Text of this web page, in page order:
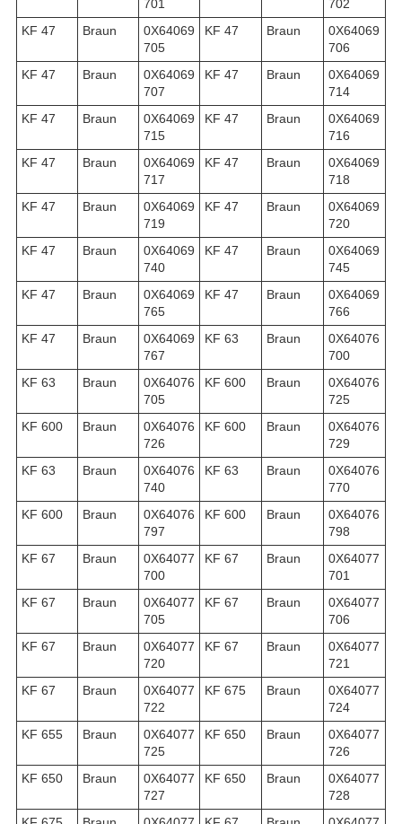
701
702
KF 47
Braun
0X64069
705
KF 47 Braun
0X64069
706
KF 47
Braun
0X64069
707
KF 47 Braun
0X64069
714
KF 47
Braun
0X64069
715
KF 47 Braun
0X64069
716
KF 47
Braun
0X64069
717
KF 47 Braun
0X64069
718
KF 47
Braun
0X64069
719
KF 47 Braun
0X64069
720
KF 47
Braun
0X64069
740
KF 47 Braun
0X64069
745
KF 47
Braun
0X64069
765
KF 47 Braun
0X64069
766
KF 47
Braun
0X64069
767
KF 63 Braun
0X64076
700
KF 63
Braun
0X64076
705
KF 600 Braun
0X64076
725
KF 600
Braun
0X64076
726
KF 600 Braun
0X64076
729
KF 63
Braun
0X64076
740
KF 63 Braun
0X64076
770
KF 600
Braun
0X64076
797
KF 600 Braun
0X64076
798
KF 67
Braun
0X64077
700
KF 67 Braun
0X64077
701
KF 67
Braun
0X64077
705
KF 67 Braun
0X64077
706
KF 67
Braun
0X64077
720
KF 67 Braun
0X64077
721
KF 67
Braun
0X64077
722
KF 675 Braun
0X64077
724
KF 655
Braun
0X64077
725
KF 650 Braun
0X64077
726
KF 650
Braun
0X64077
727
KF 650 Braun
0X64077
728